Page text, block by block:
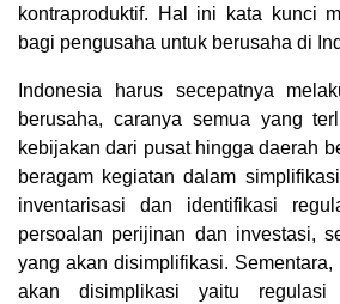
kontraproduktif. Hal ini kata kunci
bagi pengusaha untuk berusaha di
Indonesia harus secepatnya
berusaha, caranya semua yang
kebijakan dari pusat hingga daerah
beragam kegiatan dalam
inventarisasi dan identifikasi
persoalan perijinan dan investasi,
yang akan disimplifikasi.
akan disimplikasi yaitu regulasi